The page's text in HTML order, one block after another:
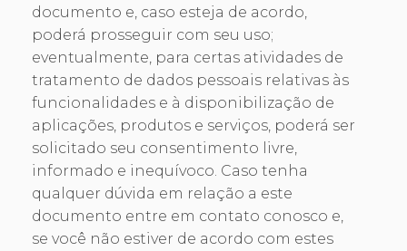
documento e, caso esteja de acordo,
poderá prosseguir com seu uso;
eventualmente, para certas atividades de
tratamento de dados pessoais relativas às
funcionalidades e à disponibilização de
aplicações, produtos e serviços, poderá ser
solicitado seu consentimento livre,
informado e inequívoco. Caso tenha
qualquer dúvida em relação a este
documento entre em contato conosco e,
se você não estiver de acordo com estes